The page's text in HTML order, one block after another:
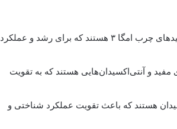
: ماهی‌هایی مانند سالمون و تن منبع غنی از اسیدهای چرب امگا ۳ هستند که برای رشد و عملکرد
مفید و آنتی‌اکسیدان‌هایی هستند که به تقویت
هستند که باعث تقویت عملکرد شناختی و